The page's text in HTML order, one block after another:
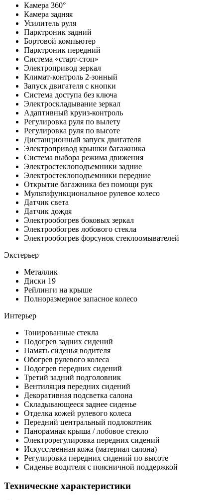
Камера 360°
Камера задняя
Усилитель руля
Парктроник задний
Бортовой компьютер
Парктроник передний
Система «старт-стоп»
Электропривод зеркал
Климат-контроль 2-зонный
Запуск двигателя с кнопки
Система доступа без ключа
Электроскладывание зеркал
Адаптивный круиз-контроль
Регулировка руля по вылету
Регулировка руля по высоте
Дистанционный запуск двигателя
Электропривод крышки багажника
Система выбора режима движения
Электростеклоподъемники задние
Электростеклоподъемники передние
Открытие багажника без помощи рук
Мультифункциональное рулевое колесо
Датчик света
Датчик дождя
Электрообогрев боковых зеркал
Электрообогрев лобового стекла
Электрообогрев форсунок стеклоомывателей
Экстерьер
Металлик
Диски 19
Рейлинги на крыше
Полноразмерное запасное колесо
Интерьер
Тонированные стекла
Подогрев задних сидений
Память сиденья водителя
Обогрев рулевого колеса
Подогрев передних сидений
Третий задний подголовник
Вентиляция передних сидений
Декоративная подсветка салона
Складывающееся заднее сиденье
Отделка кожей рулевого колеса
Передний центральный подлокотник
Панорамная крыша / лобовое стекло
Электрорегулировка передних сидений
Искусственная кожа (материал салона)
Регулировка передних сидений по высоте
Сиденье водителя с поясничной поддержкой
Технические характеристики